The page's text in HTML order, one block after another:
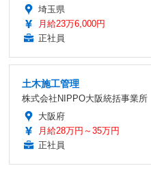
埼玉県
月給23万6,000円
正社員
土木施工管理
株式会社NIPPO大阪統括事業所
大阪府
月給28万円～35万円
正社員